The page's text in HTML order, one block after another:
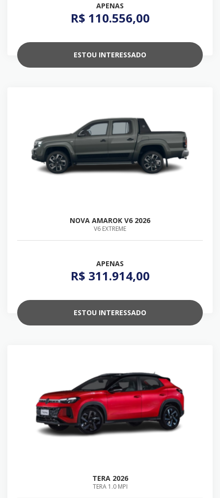
APENAS
R$ 110.556,00
ESTOU INTERESSADO
NOVA AMAROK V6 2026
V6 EXTREME
APENAS
R$ 311.914,00
ESTOU INTERESSADO
TERA 2026
TERA 1.0 MPI